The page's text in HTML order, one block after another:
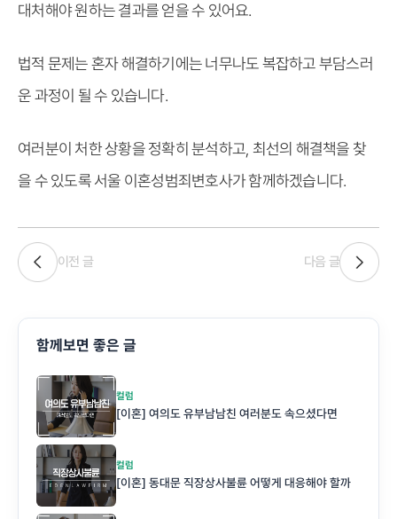
대처해야 원하는 결과를 얻을 수 있어요.
법적 문제는 혼자 해결하기에는 너무나도 복잡하고 부담스러
운 과정이 될 수 있습니다.
여러분이 처한 상황을 정확히 분석하고, 최선의 해결책을 찾
을 수 있도록 서울 이혼성범죄변호사가 함께하겠습니다.
이전 글 다음 글
함께보면 좋은 글
컬럼
[이혼] 여의도 유부남남친 여러분도 속으셨다면
컬럼
[이혼] 동대문 직장상사불륜 어떻게 대응해야 할까